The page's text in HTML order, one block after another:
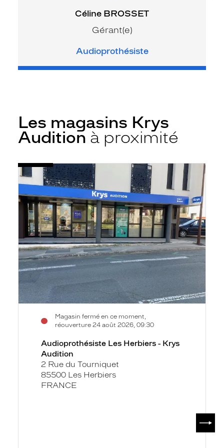
Céline BROSSET
Gérant(e)
Audioprothésiste
Les magasins Krys
Audition à proximité
Audioprothésiste
Les
Herbiers
-
Krys
Audition
Magasin fermé en ce moment,
réouverture 24 août 2026, 09:30
Voir
la
Audioprothésiste Les Herbiers - Krys
Audition
2 Rue du Tourniquet
85500 Les Herbiers
FRANCE